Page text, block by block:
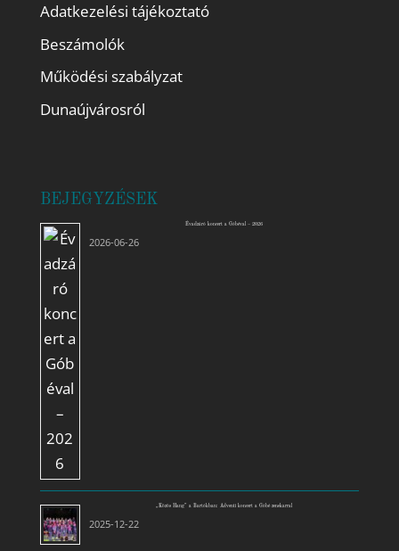
Adatkezelési tájékoztató
Beszámolók
Működési szabályzat
Dunaújvárosról
BEJEGYZÉSEK
Évadzáró koncert a Góbéval – 2026
2026-06-26
„Közös Hang” a Bartókban: Adventi koncert a Góbé zenekarral
2025-12-22